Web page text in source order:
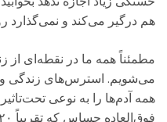
هم درگیر می‌کند و نمی‌گذارد
مطمئناً همه ما در نقطه‌ای
می‌شویم. استرس‌های زندگی
همه آدم‌ها را به نوعی